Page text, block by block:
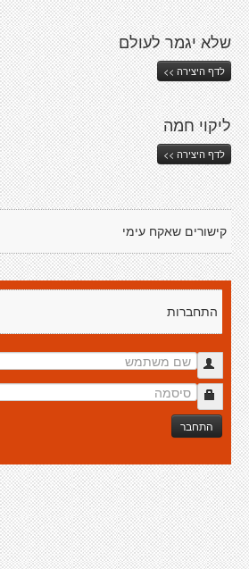
שלא יגמר לעולם
לדף היצירה >>
ליקוי חמה
לדף היצירה >>
קישורים שאקח עימי
התחברות
התחבר